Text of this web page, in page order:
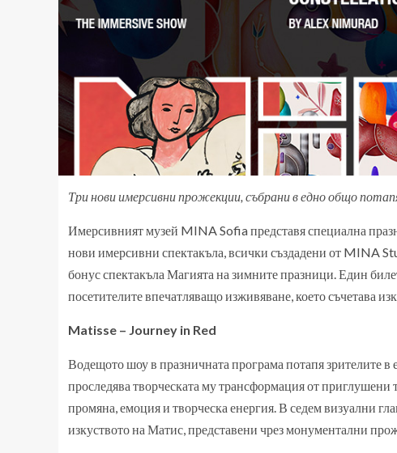
Три нови имерсивни прожекции, събрани в едно общо
Имерсивният музей MINA Sofia представя специална
нови имерсивни спектакъла, всички създадени от MINA
бонус спектакъла Магията на зимните празници. Един
посетителите впечатляващо изживяване, което съчетава
Matisse – Journey in Red
Водещото шоу в празничната програма потапя зрителите
проследява творческата му трансформация от
промяна, емоция и творческа енергия. В седем визуални
изкуството на Матис, представени чрез монументални